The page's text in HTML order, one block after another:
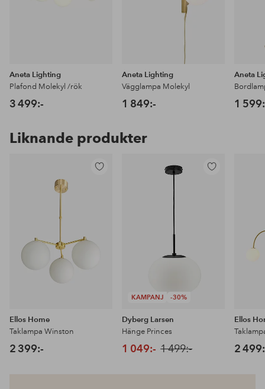
Aneta Lighting
Plafond Molekyl /rök
3 499:-
Aneta Lighting
Vägglampa Molekyl
1 849:-
Aneta
1
Liknande produkter
Ellos Home
Taklampa Winston
2 399:-
KAMPANJ -30%
Dyberg Larsen
Hänge Princes
1 049:- 1 499:-
Ellos
2